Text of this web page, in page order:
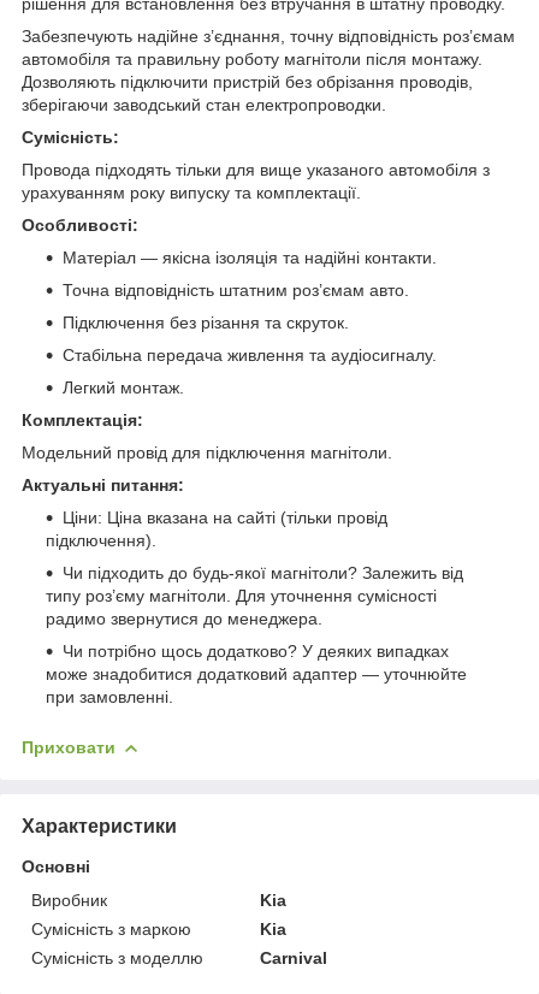
Забезпечують надійне з’єднання, точну відповідність роз’ємам
автомобіля та правильну роботу магнітоли після монтажу.
Дозволяють підключити пристрій без обрізання проводів,
зберігаючи заводський стан електропроводки.
Сумісність:
Провода підходять тільки для вище указаного автомобіля з
урахуванням року випуску та комплектації.
Особливості:
Матеріал — якісна ізоляція та надійні контакти.
Точна відповідність штатним роз’ємам авто.
Підключення без різання та скруток.
Стабільна передача живлення та аудіосигналу.
Легкий монтаж.
Комплектація:
Модельний провід для підключення магнітоли.
Актуальні питання:
Ціни: Ціна вказана на сайті (тільки провід
підключення).
Чи підходить до будь-якої магнітоли? Залежить від
типу роз’єму магнітоли. Для уточнення сумісності
радимо звернутися до менеджера.
Чи потрібно щось додатково? У деяких випадках
може знадобитися додатковий адаптер — уточнюйте
при замовленні.
Приховати
Характеристики
Основні
Виробник
Kia
Сумісність з маркою
Kia
Сумісність з моделлю
Carnival